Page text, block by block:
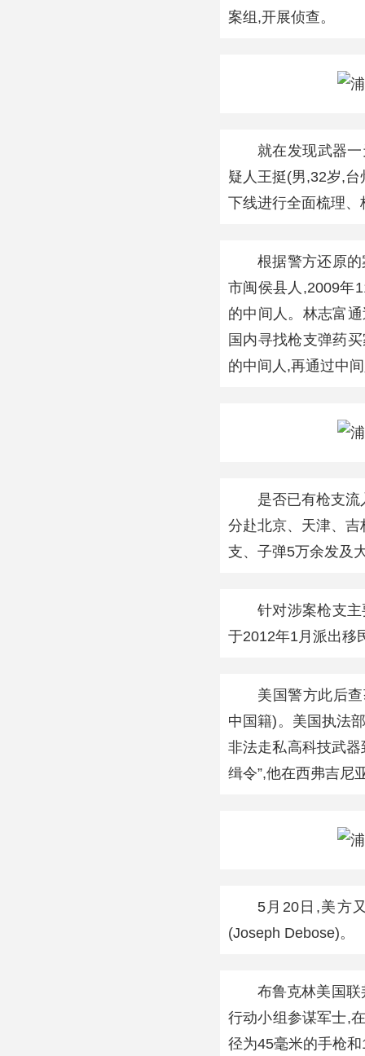
案组,开展侦查。
就在发现武器
疑人王挺(男,32岁,
下线进行全面梳理、
根据警方还原
市闽侯县人,2009年
的中间人。林志富
国内寻找枪支弹药
的中间人,再通过中
是否已有枪支
分赴北京、天津、
支、子弹5万余发及
针对涉案枪支
于2012年1月派出移
美国警方此后
中国籍)。美国执法
非法走私高科技武
缉令”,他在西弗吉尼
5月20日,美方
(Joseph Debose)。
布鲁克林美国
行动小组参谋军士,
径为45毫米的手枪